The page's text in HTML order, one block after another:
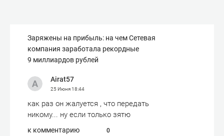
Заряжены на прибыль: на чем Сетевая
компания заработала рекордные
9 миллиардов рублей
Airat57
25 Июня18:44
как раз он жалуется , что передать
никому... ну если только зятю
к комментарию 0